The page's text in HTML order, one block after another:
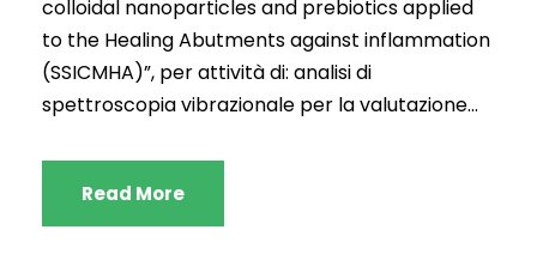
colloidal nanoparticles and prebiotics applied
to the Healing Abutments against inflammation
(SSICMHA)”, per attività di: analisi di
spettroscopia vibrazionale per la valutazione...
Read More